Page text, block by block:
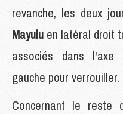
revanche, les deux
Mayulu en latéral droit
associés dans l'axe
gauche pour verrouiller.
Concernant le reste